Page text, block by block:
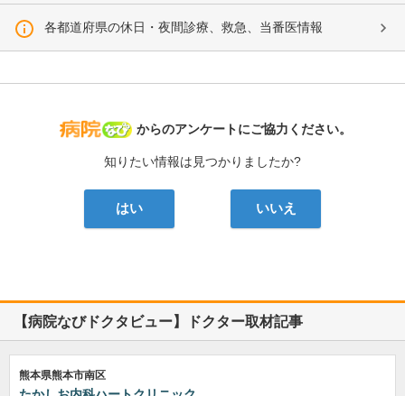
各都道府県の休日・夜間診療、救急、当番医情報
病院なび
からのアンケートにご協力ください。
知りたい情報は見つかりましたか?
はい いいえ
【病院なびドクタビュー】ドクター取材記事
熊本県熊本市南区